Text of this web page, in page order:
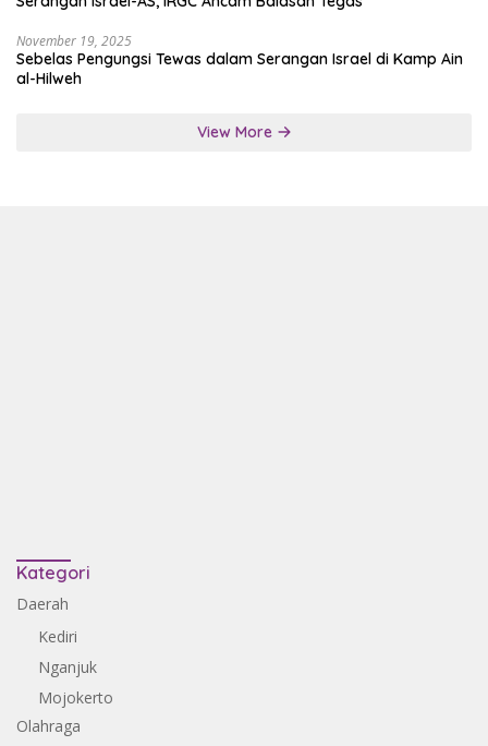
November 19, 2025
Sebelas Pengungsi Tewas dalam Serangan Israel di Kamp Ain
al-Hilweh
View More
Kategori
Daerah
Kediri
Nganjuk
Mojokerto
Olahraga